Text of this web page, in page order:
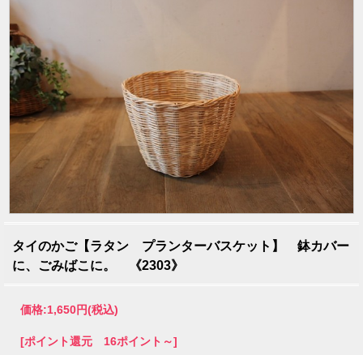
タイのかご【ラタン プランターバスケット】 鉢カバー
に、ごみばこに。 《2303》
価格:1,650円(税込)
[ポイント還元 16ポイント～]